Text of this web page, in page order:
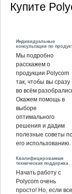
Купите
Индивидуальные
консультации по
Мы подробно
расскажем о
продукции Polycom
так, чтобы вы сразу
во всём
Окажем помощь в
выборе
оптимального
решения и дадим
полезные советы
его использованию.
Квалифицированная
техническая поддержка
Начать работу с
Polycom очень
просто! Но, если все